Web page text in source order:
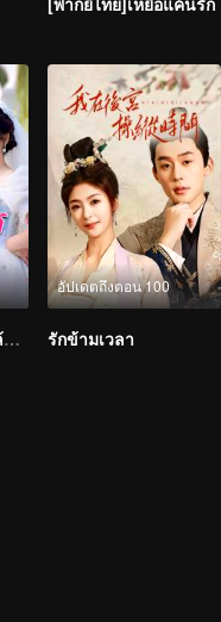
คุณหนูไฮโซถูกทิ้งแล้วสุดปัง
อัปเดตถึงตอน 100
รักข้ามเวลา